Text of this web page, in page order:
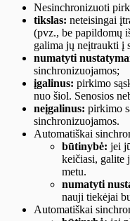
Nesinchronizuoti
tikslas: neteisingai
(pvz., be papildomų
galima jų neįtraukti į
numatyti
sinchronizuojamos;
įgalinus: pirkimo
nuo šiol. Senosios
neįgalinus: pirkimo
sinchronizuojamos.
Automatiškai
būtinybė: jei
keičiasi, galite
metu.
numatyti
nauji tiekėjai
Automatiškai